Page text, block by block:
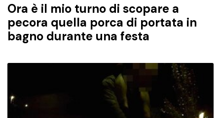
Ora è il mio turno di scopare a
pecora quella porca di portata in
bagno durante una festa